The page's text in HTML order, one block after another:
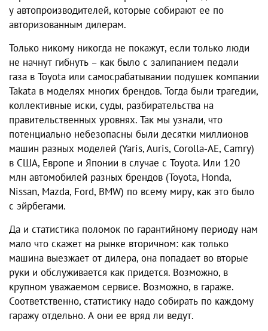
у автопроизводителей, которые собирают ее по
авторизованным дилерам.
Только никому никогда не покажут, если только люди
не начнут гибнуть – как было с залипанием педали
газа в Toyota или самосрабатывании подушек компании
Takata в моделях многих брендов. Тогда были трагедии,
коллективные иски, суды, разбирательства на
правительственных уровнях. Так мы узнали, что
потенциально небезопасны были десятки миллионов
машин разных моделей (Yaris, Auris, Corolla‑AE, Camry)
в США, Европе и Японии в случае с Toyota. Или 120
млн автомобилей разных брендов (Toyota, Honda,
Nissan, Mazda, Ford, BMW) по всему миру, как это было
с эйрбегами.
Да и статистика поломок по гарантийному периоду нам
мало что скажет на рынке вторичном: как только
машина выезжает от дилера, она попадает во вторые
руки и обслуживается как придется. Возможно, в
крупном уважаемом сервисе. Возможно, в гараже.
Соответственно, статистику надо собирать по каждому
гаражу отдельно. А они ее вряд ли ведут.